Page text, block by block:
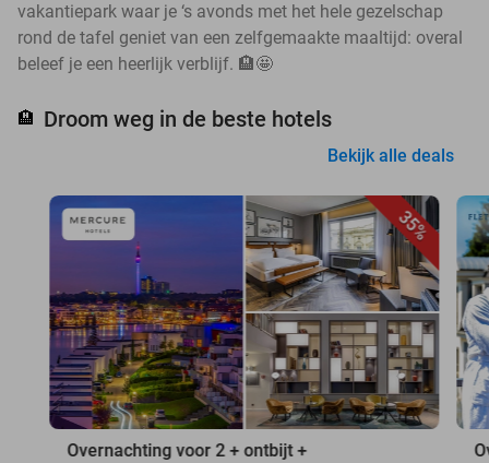
vakantiepark waar je ‘s avonds met het hele gezelschap
rond de tafel geniet van een zelfgemaakte maaltijd: overal
beleef je een heerlijk verblijf. 🏨🤩
🏨 Droom weg in de beste hotels
Bekijk alle deals
35%
Overnachting voor 2 + ontbijt +